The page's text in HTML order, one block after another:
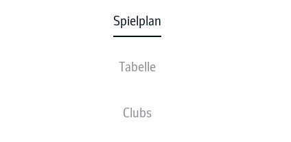
Spielplan
Tabelle
Clubs
AUFSTELLUNGEN
Fr., 16.10.2026 - So., 18.10.2026